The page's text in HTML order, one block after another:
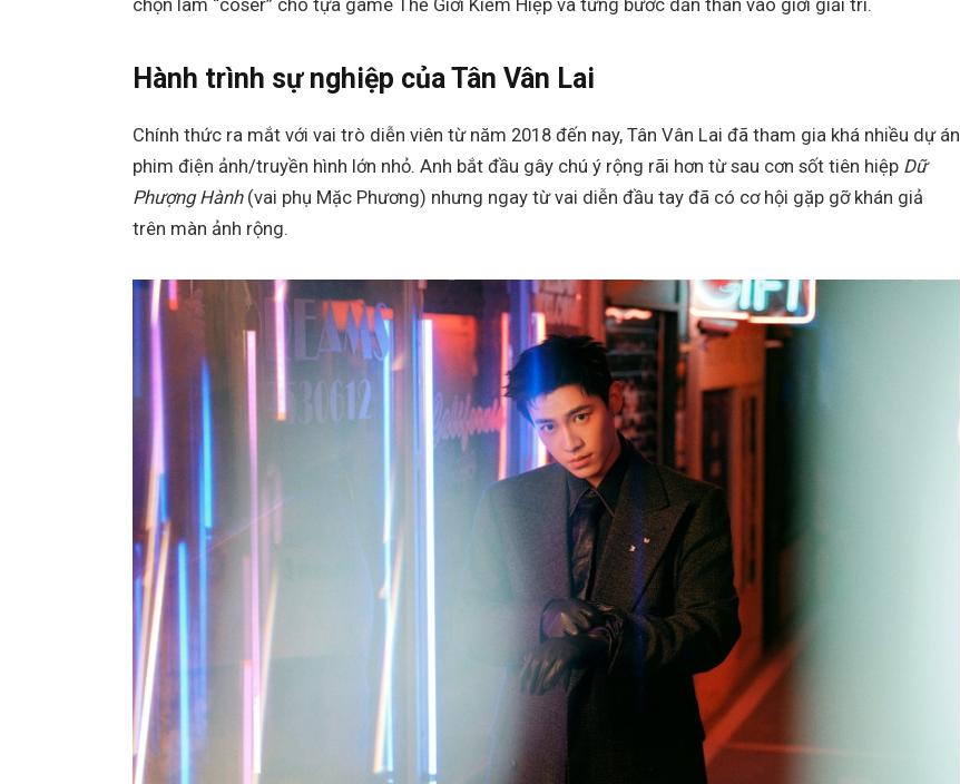
chọn làm “coser” cho tựa game Thế Giới Kiếm Hiệp và từng bước dấn thân vào giới giải trí.
Hành trình sự nghiệp của Tân Vân Lai
Chính thức ra mắt với vai trò diễn viên từ năm 2018 đến nay, Tân Vân Lai đã tham gia khá nhiều dự án
phim điện ảnh/truyền hình lớn nhỏ. Anh bắt đầu gây chú ý rộng rãi hơn từ sau cơn sốt tiên hiệp Dữ
Phượng Hành(vai phụ Mặc Phương) nhưng ngay từ vai diễn đầu tay đã có cơ hội gặp gỡ khán giả
trên màn ảnh rộng.